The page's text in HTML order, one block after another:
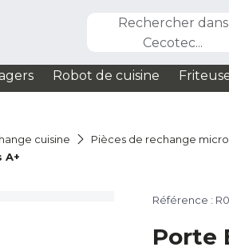
Rechercher dans
Cecotec...
Robot de cuisine
cuisine
Pièces de rechange
A+
Référence :
Porte